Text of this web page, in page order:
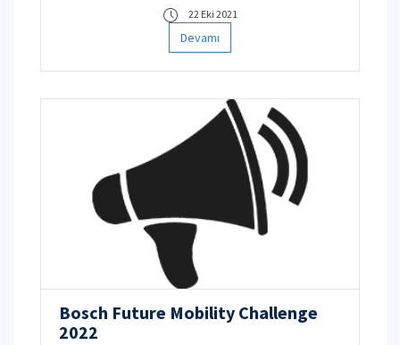
22 Eki 2021
Devamı
Bosch Future Mobility Challenge
2022